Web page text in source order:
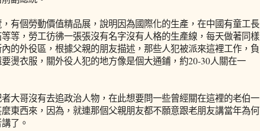
有個勞動價值精品展，說明因為國際化的生產，在中國有童工長
等，勞工彷彿一張張沒有名字沒有人格的生產線，每天做著同樣
的外役區，根據父親的朋友描述，那些人犯被派來這裡工作，負
燙衣服，關外役人犯的地方像是個大通鋪，約20-30人關在一
大哥沒有去追政治人物，在此想要問一些曾經關在這裡的老伯一
東西來，因為，就連那個父親朋友都不願意跟老朋友講當年為何
了。